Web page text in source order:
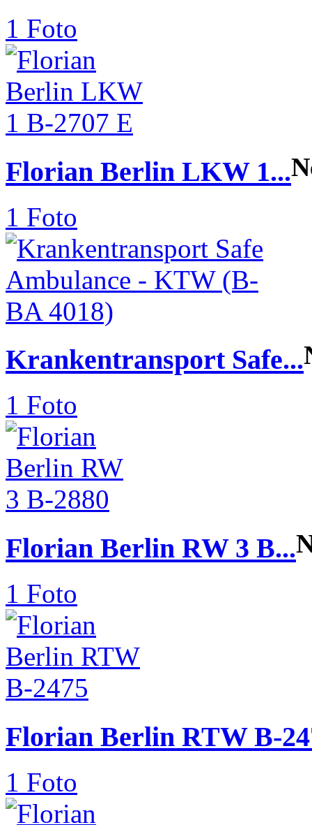
1 Foto
Florian Berlin LKW 1...
1 Foto
Krankentransport Safe...
1 Foto
Florian Berlin RW 3 B...
1 Foto
Florian Berlin RTW B-
1 Foto